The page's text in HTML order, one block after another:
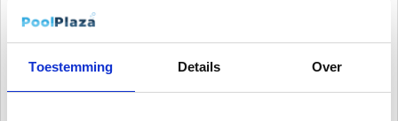
Toestemming Details Over
op deze bodemzuigervoet.
Onze speciale bodemzuiger slang is uitgerust met een dikke